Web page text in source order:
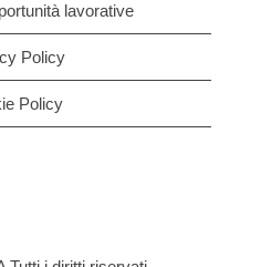
lavorative
Policy
Policy